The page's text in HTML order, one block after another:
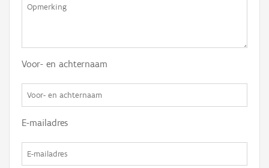
Voor- en achternaam
E-mailadres